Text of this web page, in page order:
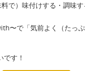
で）味付けする・調味
〜で「気前よく（たっ
です！